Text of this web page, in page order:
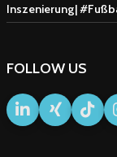
Inszenierung|
FOLLOW US